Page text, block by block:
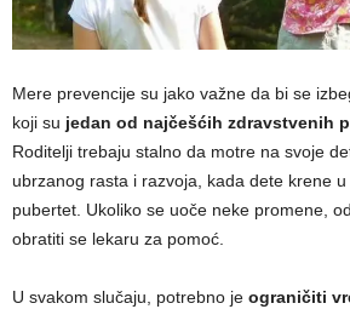
Mere prevencije su jako važne da bi se
koji su jedan od najčešćih zdravstvenih
Roditelji trebaju stalno da motre na svoje
ubrzanog rasta i razvoja, kada dete krene
pubertet. Ukoliko se uoče neke promene,
obratiti se lekaru za pomoć.
U svakom slučaju, potrebno je ograničiti